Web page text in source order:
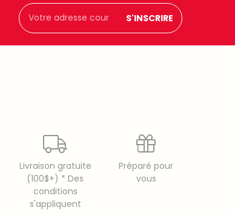
Adresse
courriel
Livraison gratuite
(100$+) * Des
conditions
s'appliquent
Préparé pour
vous